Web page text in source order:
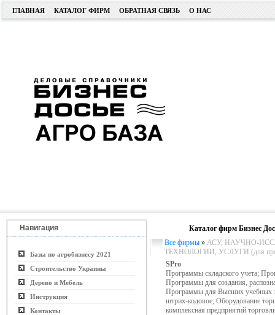
ГЛАВНАЯ КАТАЛОГ ФИРМ ОБРАТНАЯ СВЯЗЬ О НАС
Навигация
Базы по агробизнесу 2021
Строительство Украины
Дерево и Мебель
Инструкция
Контакты
Каталог фирм Бизнес
Все фирмы » АСУ, НАУЧНО-
ТЕХНОЛОГИИ, УСЛУГИ (для
SPro
Программы складского учета;
Программы для создания,
Программы для Высших учебных
штрих-кодовое; Оборудование
комплексная предприятий